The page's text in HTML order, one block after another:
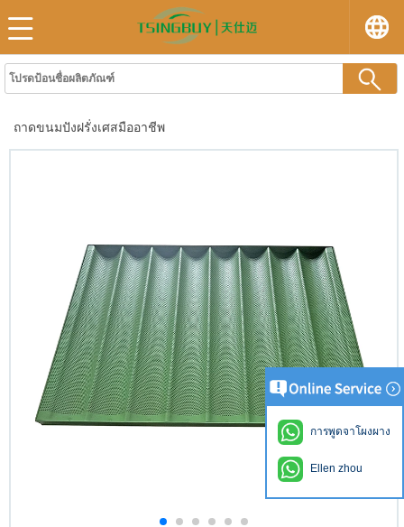
ถาดขนมปังฝรั่งเศสมืออาชีพ
การพูดจาโผงผาง
Ellen zhou